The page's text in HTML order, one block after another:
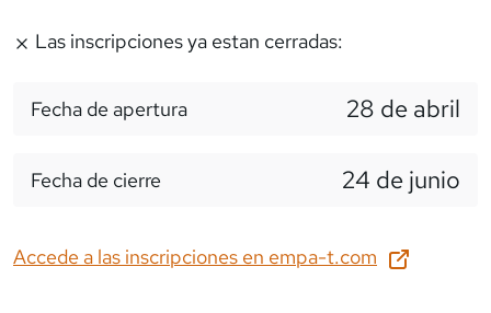
Las inscripciones ya estan cerradas:
Fecha de apertura 28 de abril
Fecha de cierre 24 de junio
Accede a las inscripciones en empa-t.com